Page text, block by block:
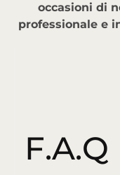
occasioni di
professionale e
F.A.Q